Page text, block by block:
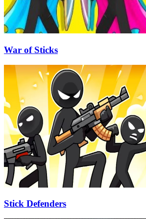
War of Sticks
Stick Defenders